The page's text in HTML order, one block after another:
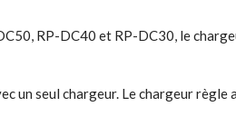
RP-DC40 et RP-DC30, le
un seul chargeur. Le chargeur règle